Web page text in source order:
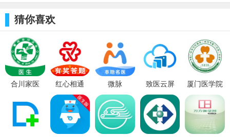
猜你喜欢
合川家医
红心相通
4.0.7_ios
微脉
6.24.1_ios
致医云屏
1.2_ios
厦门医学院
附属第二医
院 2.4.10_ios